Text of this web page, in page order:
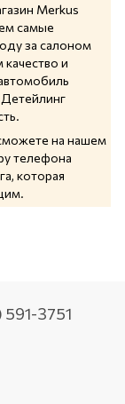
Merkus
самые
за салоном
и
на нашем
телефона
которая
3751